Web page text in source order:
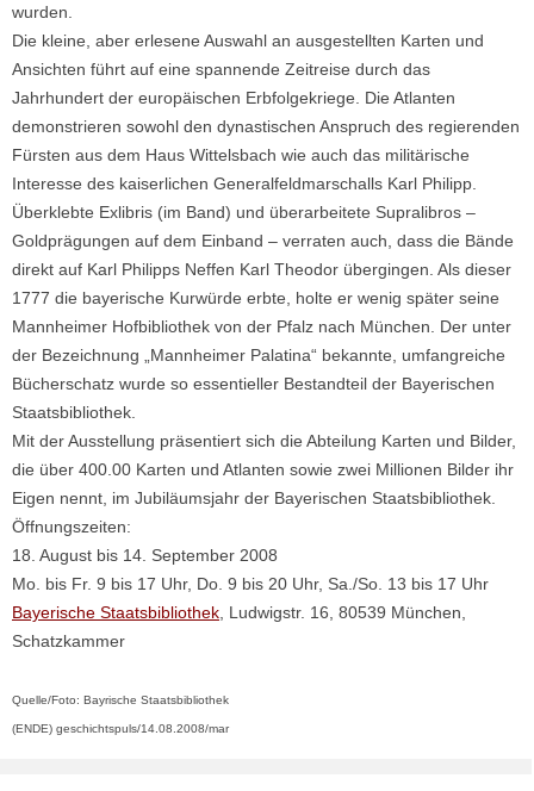
wurden.
Die kleine, aber erlesene Auswahl an ausgestellten Karten und
Ansichten führt auf eine spannende Zeitreise durch das
Jahrhundert der europäischen Erbfolgekriege. Die Atlanten
demonstrieren sowohl den dynastischen Anspruch des regierenden
Fürsten aus dem Haus Wittelsbach wie auch das militärische
Interesse des kaiserlichen Generalfeldmarschalls Karl Philipp.
Überklebte Exlibris (im Band) und überarbeitete Supralibros –
Goldprägungen auf dem Einband – verraten auch, dass die Bände
direkt auf Karl Philipps Neffen Karl Theodor übergingen. Als dieser
1777 die bayerische Kurwürde erbte, holte er wenig später seine
Mannheimer Hofbibliothek von der Pfalz nach München. Der unter
der Bezeichnung „Mannheimer Palatina“ bekannte, umfangreiche
Bücherschatz wurde so essentieller Bestandteil der Bayerischen
Staatsbibliothek.
Mit der Ausstellung präsentiert sich die Abteilung Karten und Bilder,
die über 400.00 Karten und Atlanten sowie zwei Millionen Bilder ihr
Eigen nennt, im Jubiläumsjahr der Bayerischen Staatsbibliothek.
Öffnungszeiten:
18. August bis 14. September 2008
Mo. bis Fr. 9 bis 17 Uhr, Do. 9 bis 20 Uhr, Sa./So. 13 bis 17 Uhr
Bayerische Staatsbibliothek , Ludwigstr. 16, 80539 München,
Schatzkammer
Quelle/Foto: Bayrische Staatsbibliothek
(ENDE) geschichtspuls/14.08.2008/mar